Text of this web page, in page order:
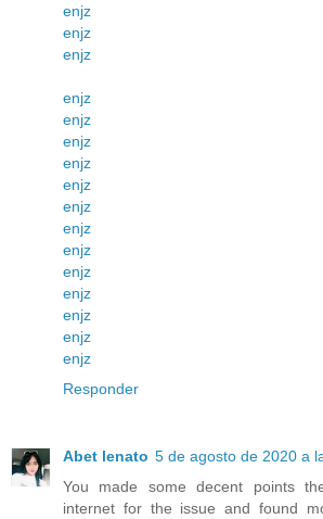
enjz
enjz
enjz
enjz
enjz
enjz
enjz
enjz
enjz
enjz
enjz
enjz
enjz
enjz
enjz
enjz
Responder
Abet lenato 5 de agosto de 2020 a
You made some decent points
internet for the issue and found